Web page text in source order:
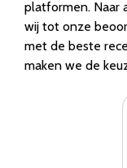
platformen. Naar
wij tot onze
met de beste
maken we de